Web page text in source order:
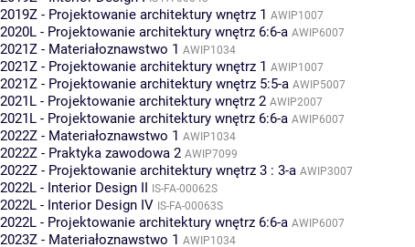
2019Z - Projektowanie architektury wnętrz 1 AWIP1007
2020L - Projektowanie architektury wnętrz 6:6-a AWIP6007
2021Z - Materiałoznawstwo 1 AWIP1034
2021Z - Projektowanie architektury wnętrz 1 AWIP1007
2021Z - Projektowanie architektury wnętrz 5:5-a AWIP5007
2021L - Projektowanie architektury wnętrz 2 AWIP2007
2021L - Projektowanie architektury wnętrz 6:6-a AWIP6007
2022Z - Materiałoznawstwo 1 AWIP1034
2022Z - Praktyka zawodowa 2 AWIP7099
2022Z - Projektowanie architektury wnętrz 3 : 3-a AWIP3007
2022L - Interior Design II IS-FA-00062S
2022L - Interior Design IV IS-FA-00063S
2022L - Projektowanie architektury wnętrz 6:6-a AWIP6007
2023Z - Materiałoznawstwo 1 AWIP1034